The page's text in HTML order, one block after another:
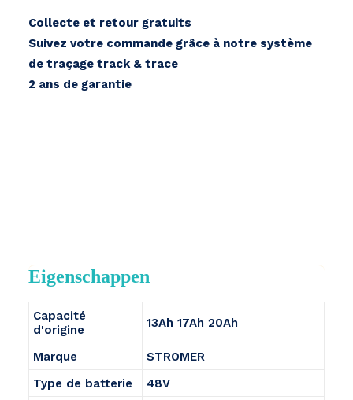
Collecte et retour gratuits
Suivez votre commande grâce à notre système
de traçage track & trace
2 ans de garantie
Eigenschappen
Capacité
d'origine
13Ah 17Ah 20Ah
Marque
STROMER
Type de batterie
48V